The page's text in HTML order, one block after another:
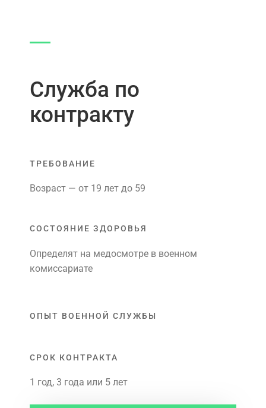
Служба по
контракту
ТРЕБОВАНИЕ
Возраст — от 19 лет до 59
СОСТОЯНИЕ ЗДОРОВЬЯ
Определят на медосмотре в военном
комиссариате
ОПЫТ ВОЕННОЙ СЛУЖБЫ
СРОК КОНТРАКТА
1 год, 3 года или 5 лет